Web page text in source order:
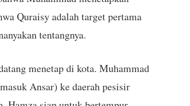
Quraisy adalah target pertama
tentangnya.
menetap di kota. Muhammad
Ansar) ke daerah pesisir